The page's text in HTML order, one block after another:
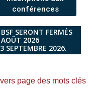
conférences
SERONT FERMÉS
2026
SEPTEMBRE 2026.
page des mots clés